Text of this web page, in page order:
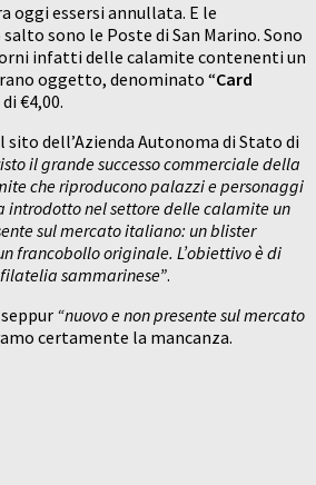
oggi essersi annullata. E le
sono le Poste di San Marino. Sono
infatti delle calamite contenenti un
oggetto, denominato “Card
€4,00.
dell’Azienda Autonoma di Stato di
il grande successo commerciale della
che riproducono palazzi e personaggi
introdotto nel settore delle calamite un
sul mercato italiano: un blister
francobollo originale. L’obiettivo è di
sammarinese”.
“nuovo e non presente sul mercato
certamente la mancanza.